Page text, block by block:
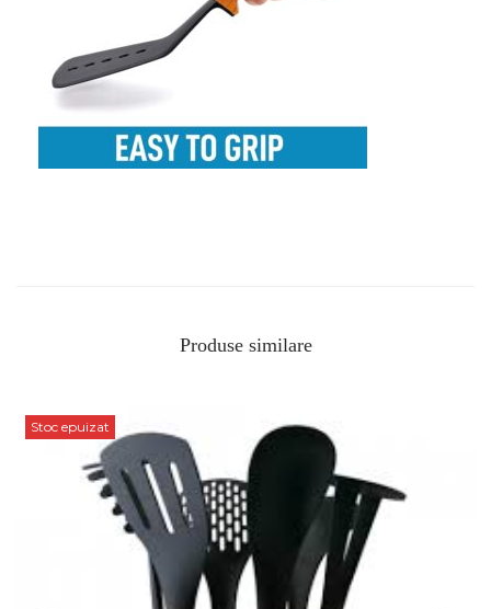
Produse similare
Stoc epuizat